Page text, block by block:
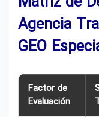
Agencia
GEO
Factor de
Evaluación